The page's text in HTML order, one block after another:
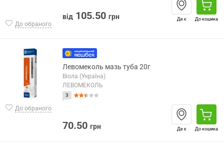
До обраного
від 105.50 грн Де є До кошика
До обраного
Левомеколь мазь туба 20г
Віола (Україна)
ЛЕВОМЕКОЛЬ
3
70.50 грн Де є До кошика